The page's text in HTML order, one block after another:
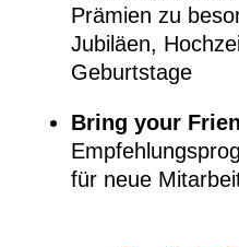
Prämien zu
Jubiläen,
Geburtstage
Bring your
für neue